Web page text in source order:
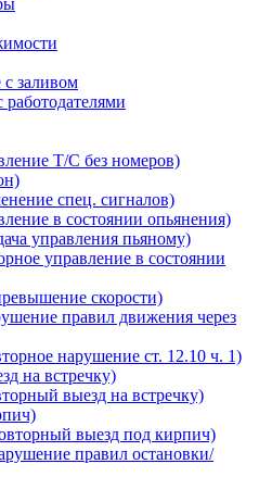
заливом
Т/С без номеров)
спец. сигналов)
в состоянии опьянения)
управления пьяному)
управление в состоянии
скорости)
правил движения через
нарушение ст. 12.10 ч. 1)
на встречку)
выезд на встречку)
выезд под кирпич)
правил остановки/